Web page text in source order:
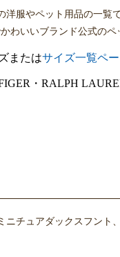
服やペット用品の一覧で
わいいブランド公式のペ
またはサイズ一覧ペ
・RALPH
ニチュアダックスフン